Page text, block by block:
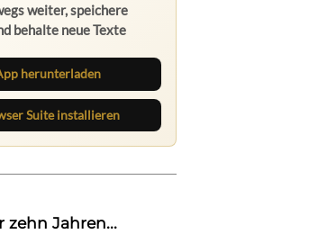
weiter, speichere
behalte neue Texte
herunterladen
Suite installieren
zehn Jahren...